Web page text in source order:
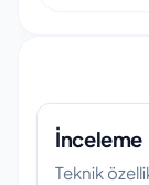
İnceleme
Teknik